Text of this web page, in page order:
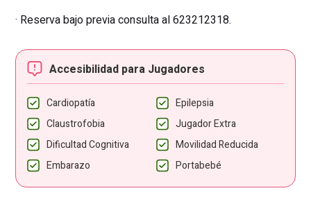
· Reserva bajo previa consulta al 623212318.
Accesibilidad para Jugadores
Cardiopatía
Epilepsia
Claustrofobia
Jugador Extra
Dificultad Cognitiva
Movilidad Reducida
Embarazo
Portabebé